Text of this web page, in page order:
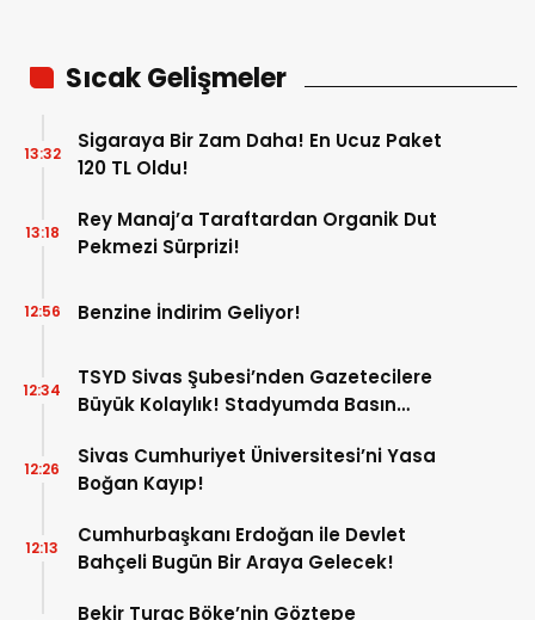
Sıcak Gelişmeler
Sigaraya Bir Zam Daha! En Ucuz Paket
120 TL Oldu!
13:32
Rey Manaj’a Taraftardan Organik Dut
Pekmezi Sürprizi!
13:18
Benzine İndirim Geliyor!
12:56
TSYD Sivas Şubesi’nden Gazetecilere
Büyük Kolaylık! Stadyumda Basın
12:34
Sivas Cumhuriyet Üniversitesi’ni Yasa
Boğan Kayıp!
12:26
Cumhurbaşkanı Erdoğan ile Devlet
Bahçeli Bugün Bir Araya Gelecek!
12:13
Bekir Turaç Böke’nin Göztepe